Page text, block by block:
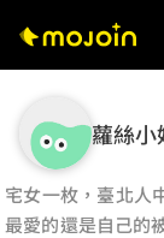
蘿絲小
宅女一枚，臺北人
最愛的還是自己的